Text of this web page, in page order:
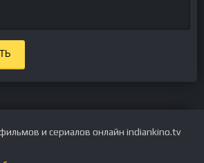
и сериалов онлайн indiankino.tv